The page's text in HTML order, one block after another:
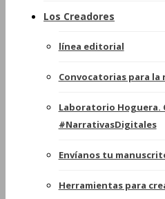
Los Creadores
línea editorial
Convocatorias para la
Laboratorio Hoguera.
#NarrativasDigitales
Envíanos tu
Herramientas para